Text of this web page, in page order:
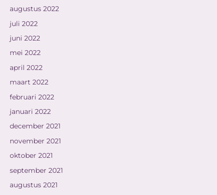
augustus 2022
juli 2022
juni 2022
mei 2022
april 2022
maart 2022
februari 2022
januari 2022
december 2021
november 2021
oktober 2021
september 2021
augustus 2021